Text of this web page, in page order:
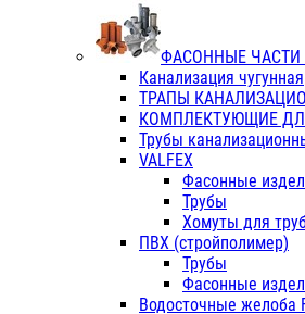
ФАСОННЫЕ
Канализация чугунная
ТРАПЫ
КОМПЛЕКТУЮЩИЕ
Трубы
VALFEX
Фасонные
Трубы
Хомуты для
ПВХ (стройполимер)
Трубы
Фасонные
Водосточные желоба